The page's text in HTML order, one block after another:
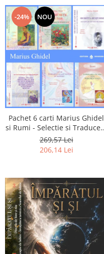
-24% NOU
Pachet 6 carti Marius Ghidel
si Rumi - Selectie si Traducere
de Marius Ghidel
269,57 Lei
206,14 Lei